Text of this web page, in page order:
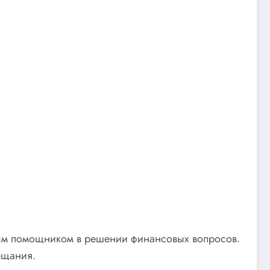
помощником в решении финансовых вопросов.